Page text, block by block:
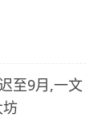
至9月,一文